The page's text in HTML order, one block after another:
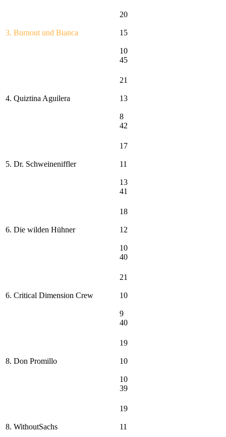
3. Burnout und Bianca
20
15
10
45
4. Quiztina Aguilera
21
13
8
42
5. Dr. Schweineniffler
17
11
13
41
6. Die wilden Hühner
18
12
10
40
6. Critical Dimension Crew
21
10
9
40
8. Don Promillo
19
10
10
39
8. WithoutSachs
19
11